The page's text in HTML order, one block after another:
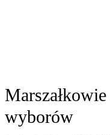
wyborów